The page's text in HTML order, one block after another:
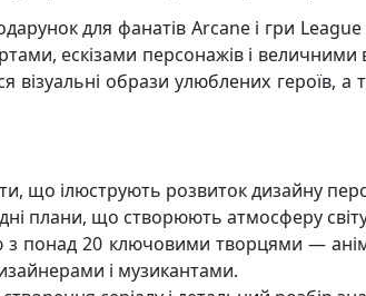
для фанатів Arcane і гри
ескізами персонажів і
візуальні образи улюблених героїв, а
що ілюструють розвиток дизайну
плани, що створюють атмосферу
з понад 20 ключовими творцями —
і музикантами.